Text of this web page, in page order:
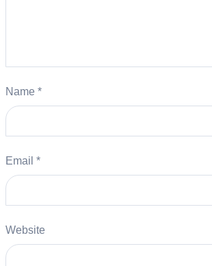
Name *
Email *
Website